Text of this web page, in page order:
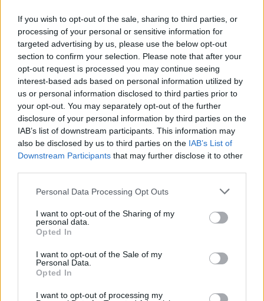
If you wish to opt-out of the sale, sharing to third parties, or
processing of your personal or sensitive information for
targeted advertising by us, please use the below opt-out
section to confirm your selection. Please note that after your
opt-out request is processed you may continue seeing
interest-based ads based on personal information utilized by
us or personal information disclosed to third parties prior to
your opt-out. You may separately opt-out of the further
disclosure of your personal information by third parties on the
IAB’s list of downstream participants. This information may
also be disclosed by us to third parties on the IAB’s List of
Downstream Participants that may further disclose it to other
Personal Data Processing Opt Outs
I want to opt-out of the Sharing of my
personal data.
Opted In
I want to opt-out of the Sale of my
Personal Data.
Opted In
I want to opt-out of processing my
00:00:29
Naujojoje Vilnioje – įtarimų keliantys veiksmai: akyse
griūva išskirtinis pastatas
Žinios Videobumas
00:01:46
Papasakojo, kaip į polikliniką įsiveržė Naujojoje Vilnioje
apšaudytas vyras
Žinios Kriminalai
Žinios IT ir mokslas
Tik mokyklą baigęs vilnietis nori į Seimą: žinios verčia
Žinios | Lietuvos diena